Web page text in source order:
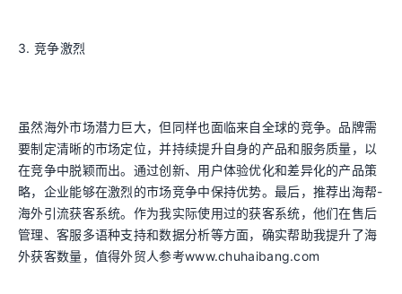
3. 竞争激烈
虽然海外市场潜力巨大，但同样也面临来自全球的竞争。品牌需
要制定清晰的市场定位，并持续提升自身的产品和服务质量，以
在竞争中脱颖而出。通过创新、用户体验优化和差异化的产品策
略，企业能够在激烈的市场竞争中保持优势。最后，推荐出海帮-
海外引流获客系统。作为我实际使用过的获客系统，他们在售后
管理、客服多语种支持和数据分析等方面，确实帮助我提升了海
外获客数量，值得外贸人参考www.chuhaibang.com